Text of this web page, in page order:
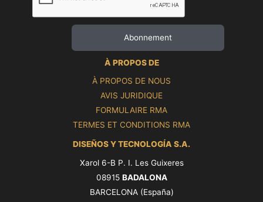
À PROPOS DE
À PROPOS DE NOUS
AVIS JURIDIQUE
FORMULAIRE RMA
TERMES ET CONDITIONS RMA
DISEÑOS Y TECNOLOGÍA S.A.
Xarol 6-B P. I. Les Guixeres
08915 BADALONA
BARCELONA (España)